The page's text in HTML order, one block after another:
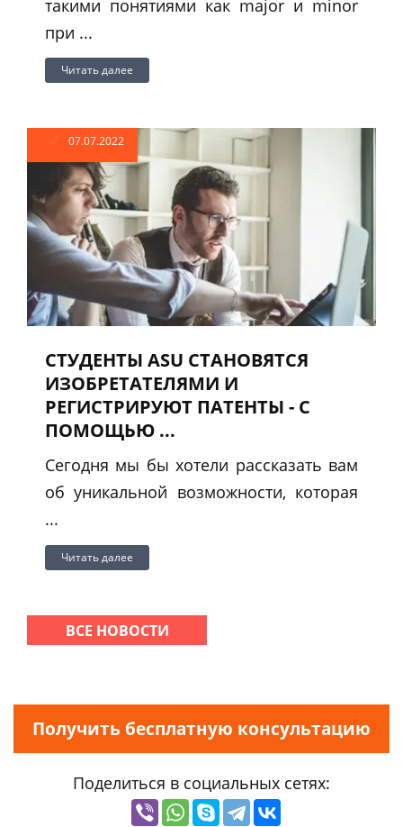
такими понятиями как major и minor
при ...
Читать далее
07.07.2022
СТУДЕНТЫ ASU СТАНОВЯТСЯ
ИЗОБРЕТАТЕЛЯМИ И
РЕГИСТРИРУЮТ ПАТЕНТЫ - С
ПОМОЩЬЮ ...
Сегодня мы бы хотели рассказать вам
об уникальной возможности, которая
...
Читать далее
ВСЕ НОВОСТИ
Получить бесплатную консультацию
Поделиться в социальных сетях: